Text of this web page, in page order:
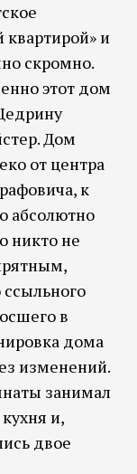
и
скромно.
этот дом
Дом
от центра
к
абсолютно
никто не
в
дома
изменений.
занимал
и,
двое